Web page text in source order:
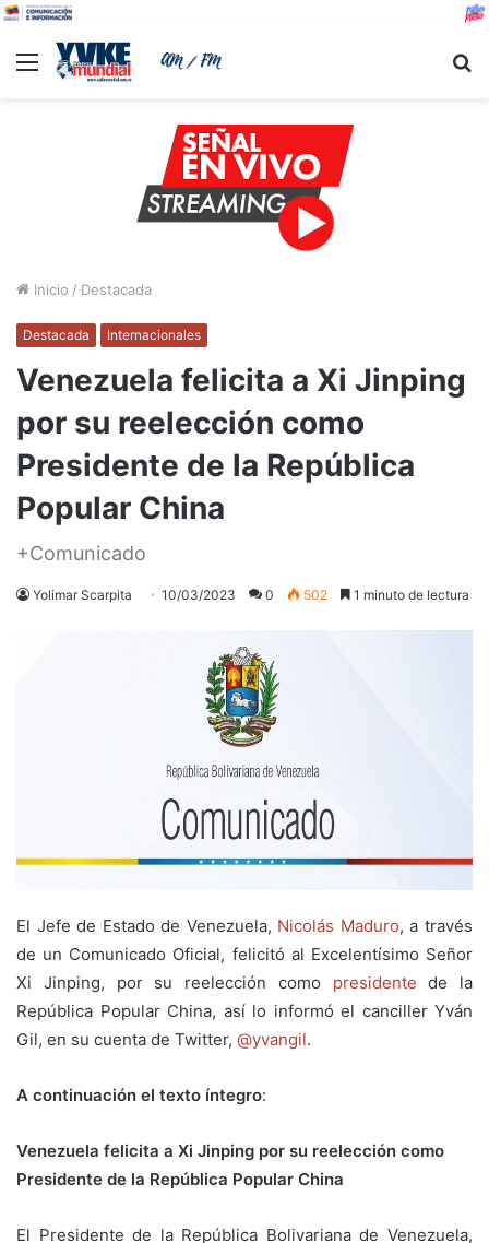
Menu
Inicio / Destacada
Destacada Internacionales
Venezuela felicita a Xi Jinping
por su reelección como
Presidente de la República
Popular China
+Comunicado
Yolimar Scarpita 10/03/2023 0 502 1 minuto de lectura
El Jefe de Estado de Venezuela, Nicolás Maduro, a través
de un Comunicado Oficial, felicitó al Excelentísimo Señor
Xi Jinping, por su reelección como presidente de la
República Popular China, así lo informó el canciller Yván
Gil, en su cuenta de Twitter, @yvangil.
A continuación el texto íntegro:
Venezuela felicita a Xi Jinping por su reelección como
Presidente de la República Popular China
El Presidente de la República Bolivariana de Venezuela,